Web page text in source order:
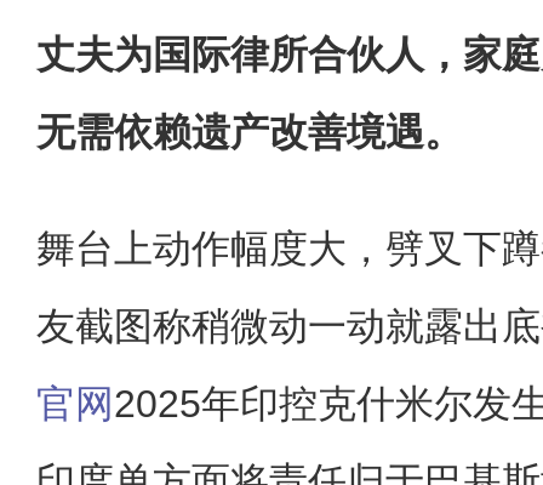
丈夫为国际律所合伙人，家
无需依赖遗产改善境遇。
舞台上动作幅度大，劈叉下
友截图称稍微动一动就露出
官网2025年印控克什米尔发